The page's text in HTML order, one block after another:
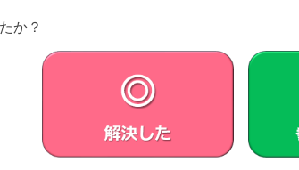
ーメディア（以下併せてリカバリーメディ
ていた許諾ソフトウェアが何らかの理由で
再インストールするためにのみ使用すること
アには、①ソースコードの形式でまたは無
の適用を受けるソフトウェア（対象となる
アを任意の第三者に対して自由に使用許諾
か？